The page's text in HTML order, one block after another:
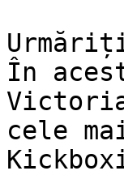
În
cele